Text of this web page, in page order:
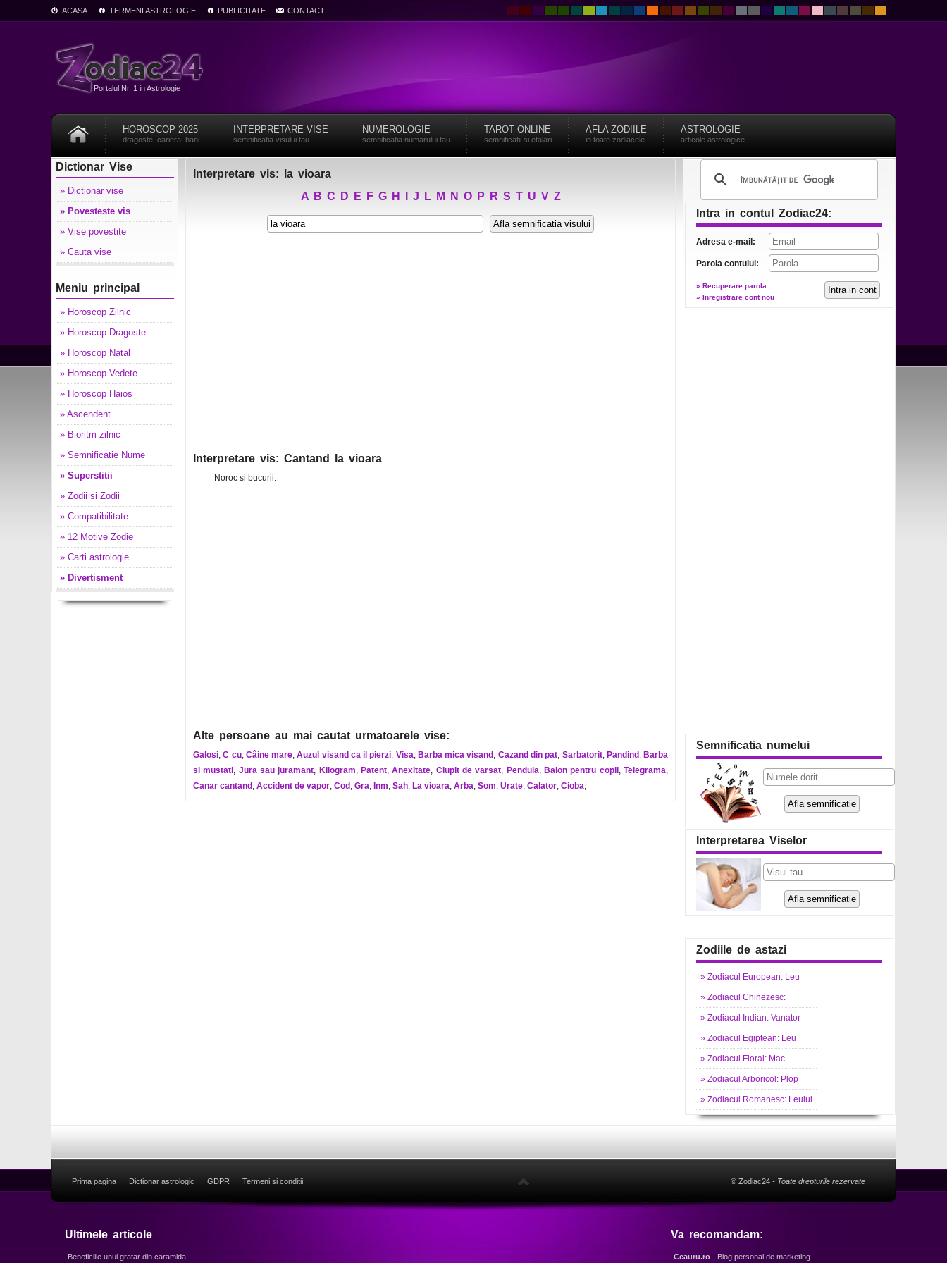
ACASA TERMENI ASTROLOGIE PUBLICITATE CONTACT
Portalul Nr. 1 in Astrologie
HOROSCOP 2025
dragoste, cariera, bani
INTERPRETARE VISE
semnificatia visului tau
NUMEROLOGIE
semnificatia numarului tau
TAROT ONLINE
semnificatii si etalari
AFLA ZODIILE
in toate zodiacele
ASTROLOGIE
articole astrologice
Dictionar Vise
» Dictionar vise
» Povesteste vis
» Vise povestite
» Cauta vise
Meniu principal
» Horoscop Zilnic
» Horoscop Dragoste
» Horoscop Natal
» Horoscop Vedete
» Horoscop Haios
» Ascendent
» Bioritm zilnic
» Semnificatie Nume
» Superstitii
» Zodii si Zodii
» Compatibilitate
» 12 Motive Zodie
» Carti astrologie
» Divertisment
Interpretare vis: la vioara
A
B C D E F G H J L M N O P R S T U V Z
Interpretare vis: Cantand la vioara
Noroc si bucurii.
Alte persoane au mai cautat urmatoarele vise:
Galosi,C cu, Câine mare,Auzul visand ca il pierzi, Visa, Barba mica visand , Cazand din pat, Sarbatorit, Pandind , Barba
si mustati, Jura sau juramant, Kilogram, Patent,Anexitate, Ciupit de varsat, Pendula, Balon pentru copii,Telegrama,
Canar cantand , Accident de vapor, Cod , Gra, Inm, Sah, La vioara, Arba, Som, Urate, Calator, Cioba,
Intra in contul Zodiac24:
Adresa e-mail:
Parola contului:
» Recuperare parola.
» Inregistrare cont nou
Semnificatia numelui
Interpretarea Viselor
Zodiile de astazi
» Zodiacul European: Leu
» Zodiacul Chinezesc:
» Zodiacul Indian: Vanator
» Zodiacul Egiptean: Leu
» Zodiacul Floral: Mac
» Zodiacul Arboricol: Plop
» Zodiacul Romanesc: Leului
Prima pagina Dictionar astrologic GDPR Termeni si conditii © Zodiac24 - Toate drepturile rezervate
Ultimele articole
Beneficiile unui gratar din caramida. ...
Va recomandam:
Ceauru.ro - Blog personal de marketing